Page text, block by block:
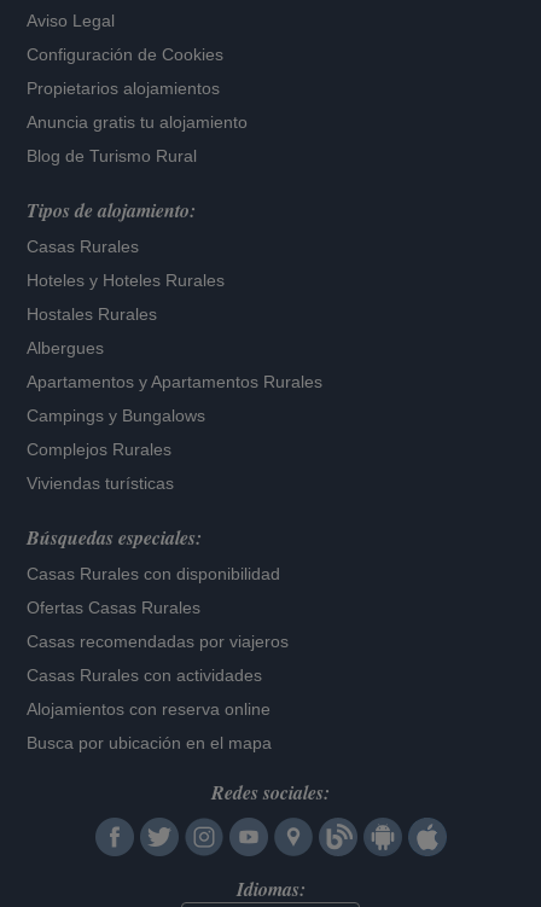
Aviso Legal
Configuración de Cookies
Propietarios alojamientos
Anuncia gratis tu alojamiento
Blog de Turismo Rural
Tipos de alojamiento:
Casas Rurales
Hoteles y Hoteles Rurales
Hostales Rurales
Albergues
Apartamentos yApartamentos Rurales
Campings y Bungalows
Complejos Rurales
Viviendas turísticas
Búsquedas especiales:
Casas Rurales con disponibilidad
Ofertas Casas Rurales
Casas recomendadas por viajeros
Casas Rurales con actividades
Alojamientos con reserva online
Busca por ubicación en el mapa
Redes sociales:
Idiomas: